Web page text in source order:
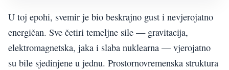
U toj epohi, svemir je bio beskrajno gust i nevjerojatno
energičan. Sve četiri temeljne sile — gravitacija,
elektromagnetska, jaka i slaba nuklearna — vjerojatno
su bile sjedinjene u jednu. Prostornovremenska struktura